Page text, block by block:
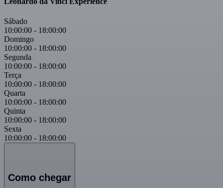
Sábado
10:00:00 - 18:00:00
Domingo
10:00:00 - 18:00:00
Segunda
10:00:00 - 18:00:00
Terça
10:00:00 - 18:00:00
Quarta
10:00:00 - 18:00:00
Quinta
10:00:00 - 18:00:00
Sexta
10:00:00 - 18:00:00
Como chegar